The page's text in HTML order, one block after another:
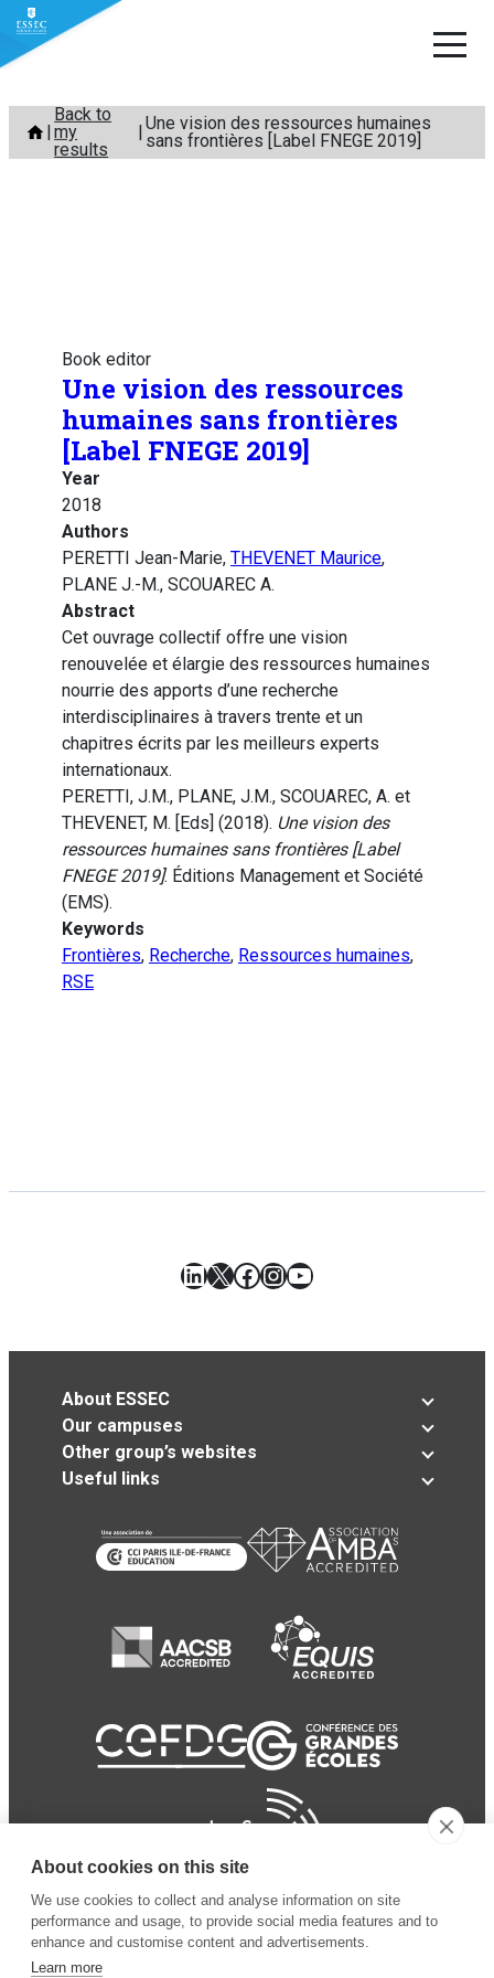
Skip
content
Back to
my
results
Une vision des ressources humaines
sans frontières [Label FNEGE 2019]
Book editor
Une vision des ressources
humaines sans frontières
[Label FNEGE 2019]
Year
2018
Authors
PERETTI Jean-Marie, THEVENET Maurice,
PLANE J.-M., SCOUAREC A.
Abstract
Cet ouvrage collectif offre une vision
renouvelée et élargie des ressources humaines
nourrie des apports d’une recherche
interdisciplinaires à travers trente et un
chapitres écrits par les meilleurs experts
internationaux.
PERETTI, J.M., PLANE, J.M., SCOUAREC, A. et
THEVENET, M. [Eds] (2018). Une vision des
ressources humaines sans frontières [Label
FNEGE 2019]. Éditions Management et Société
(EMS).
Keywords
Frontières, Recherche, Ressources humaines,
RSE
LinkedIn
X Facebook
Instagram
YouTube
About ESSEC
Our campuses
Other group’s websites
Useful links
About cookies on this site
We use cookies to collect and analyse information on site
performance and usage, to provide social media features and to
enhance and customise content and advertisements.
Learn more